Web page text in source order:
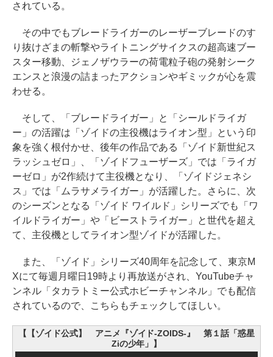
されている。
その中でもブレードライガーのレーザーブレードのす
り抜けざまの斬撃やライトニングサイクスの超高速ブー
スター移動、ジェノザウラーの荷電粒子砲の発射シーク
エンスと浪漫の詰まったアクションやギミックが心を震
わせる。
そして、「ブレードライガー」と「シールドライガ
ー」の活躍は「ゾイドの主役機はライオン型」という印
象を強く根付かせ、後年の作品である「ゾイド新世紀ス
ラッシュゼロ」、「ゾイドフューザーズ」では「ライガ
ーゼロ」が2作続けて主役機となり、「ゾイドジェネシ
ス」では「ムラサメライガー」が活躍した。さらに、次
のシーズンとなる「ゾイド ワイルド」シリーズでも「ワ
イルドライガー」や「ビーストライガー」と世代を超え
て、主役機としてライオン型ゾイドが活躍した。
また、「ゾイド」シリーズ40周年を記念して、東京M
Xにて毎週月曜日19時より再放送がされ、YouTubeチャ
ンネル「タカラトミー公式ホビーチャンネル」でも配信
されているので、こちらもチェックしてほしい。
【【ゾイド公式】 アニメ『ゾイド-ZOIDS-』 第１話「惑星
Ziの少年」】